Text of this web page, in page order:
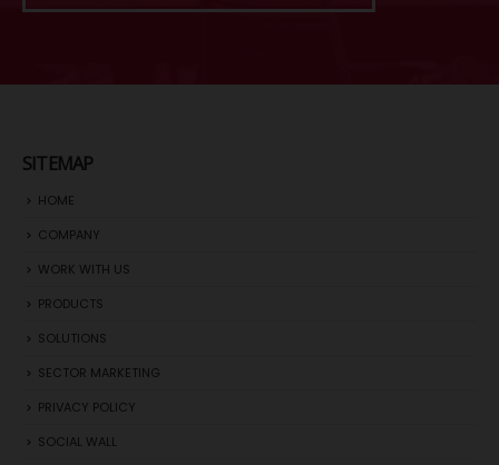
SITEMAP
HOME
COMPANY
WORK WITH US
PRODUCTS
SOLUTIONS
SECTOR MARKETING
PRIVACY POLICY
SOCIAL WALL